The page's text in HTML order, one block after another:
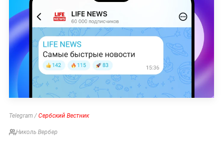
Telegram / Сербский Вестник
Николь Вербер